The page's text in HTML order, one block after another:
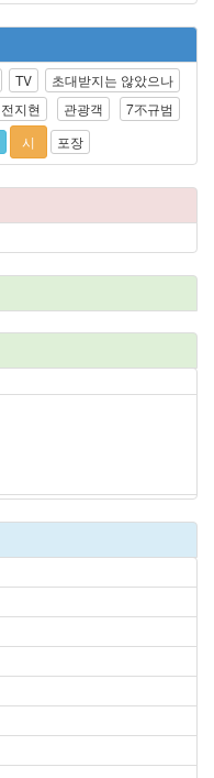
TV
초대받지는 않았으나
전지현 관광객
7不규범
시 포장